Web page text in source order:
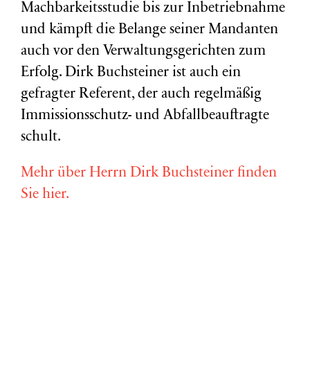
Machbarkeitsstudie bis zur Inbetriebnahme
und kämpft die Belange seiner Mandanten
auch vor den Verwaltungsgerichten zum
Erfolg. Dirk Buchsteiner ist auch ein
gefragter Referent, der auch regelmäßig
Immissionsschutz- und Abfallbeauftragte
schult.
Mehr über Herrn Dirk Buchsteiner finden
Sie hier.